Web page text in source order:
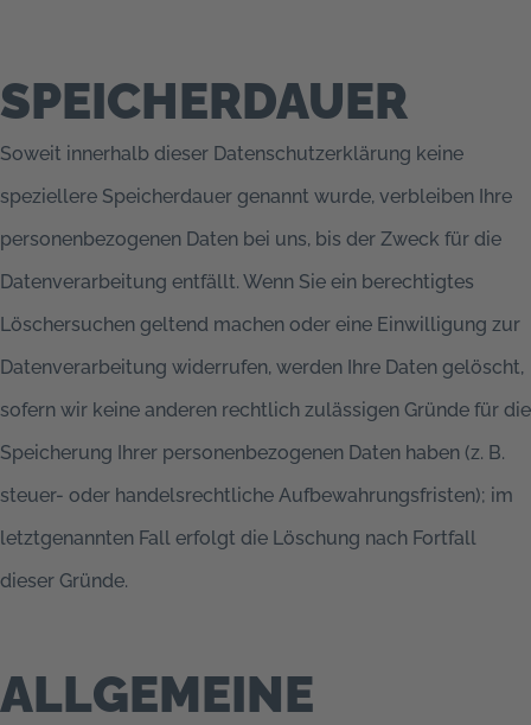
SPEICHERDAUER
Soweit innerhalb dieser Datenschutzerklärung keine
speziellere Speicherdauer genannt wurde, verbleiben Ihre
personenbezogenen Daten bei uns, bis der Zweck für die
Datenverarbeitung entfällt. Wenn Sie ein berechtigtes
Löschersuchen geltend machen oder eine Einwilligung zur
Datenverarbeitung widerrufen, werden Ihre Daten gelöscht,
sofern wir keine anderen rechtlich zulässigen Gründe für die
Speicherung Ihrer personenbezogenen Daten haben (z. B.
steuer- oder handelsrechtliche Aufbewahrungsfristen); im
letztgenannten Fall erfolgt die Löschung nach Fortfall
dieser Gründe.
ALLGEMEINE